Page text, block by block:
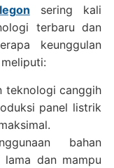
sering kali
terbaru dan
keunggulan
teknologi canggih
panel listrik
bahan
dan mampu